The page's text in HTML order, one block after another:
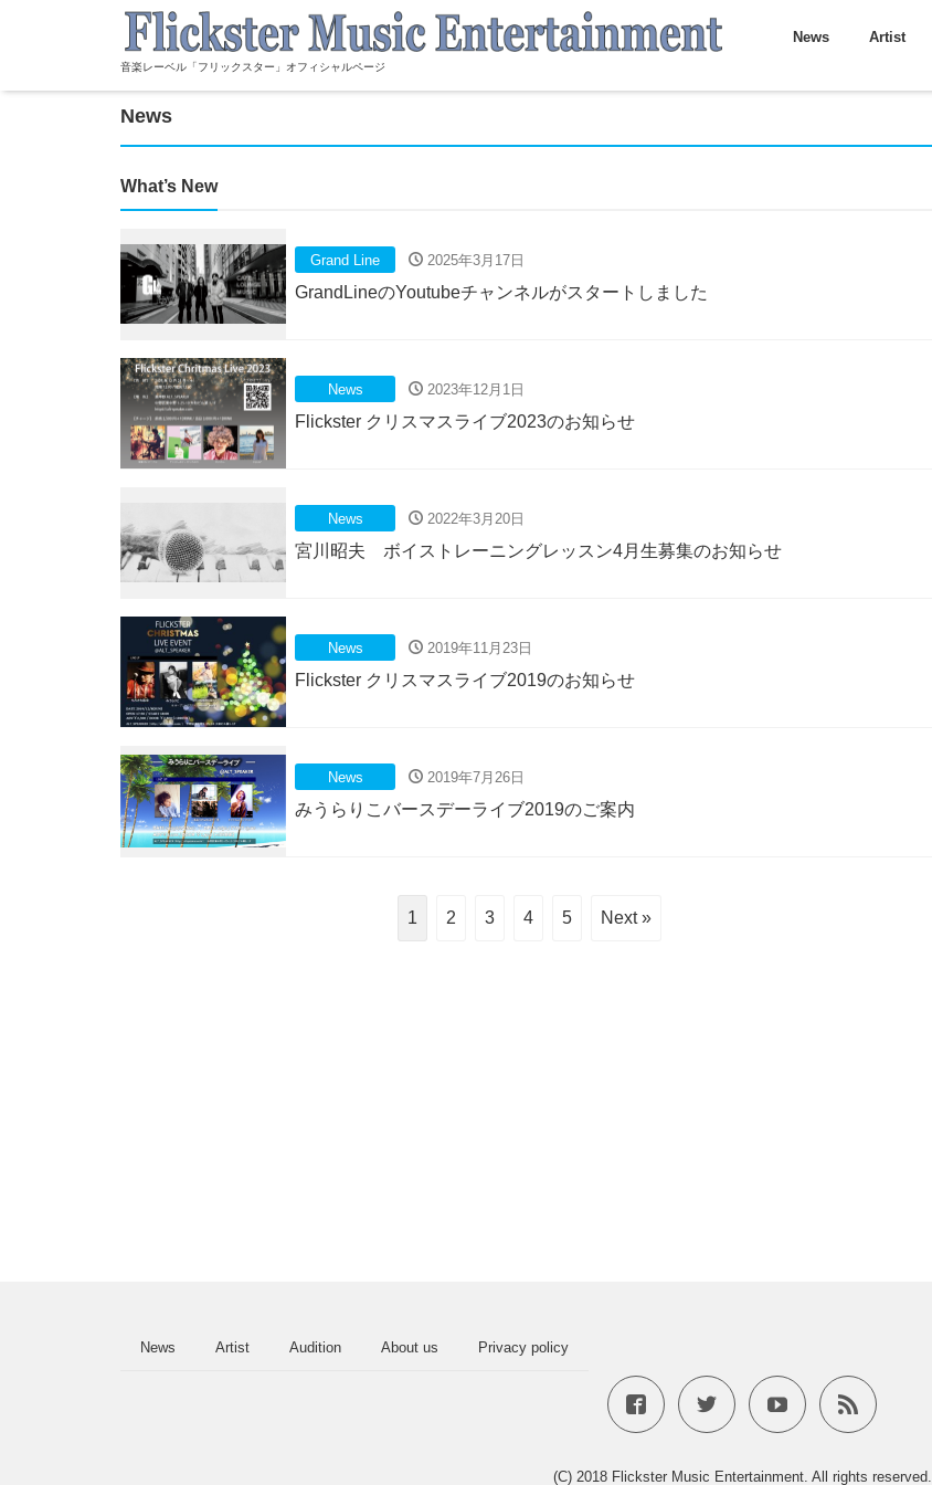
音楽レーベル「フリックスター」オフィシャルページ
News Artist
News
What’s New
Grand Line 2025年3月17日
GrandLineのYoutubeチャンネルがスタートしました
News 2023年12月1日
Flickster クリスマスライブ2023のお知らせ
News 2022年3月20日
宮川昭夫 ボイストレーニングレッスン4月生募集のお知らせ
News 2019年11月23日
Flickster クリスマスライブ2019のお知らせ
News 2019年7月26日
みうらりこバースデーライブ2019のご案内
1 2 3 4 5 Next »
News Artist Audition About us Privacy policy
(C) 2018 Flickster Music Entertainment. All rights reserved.